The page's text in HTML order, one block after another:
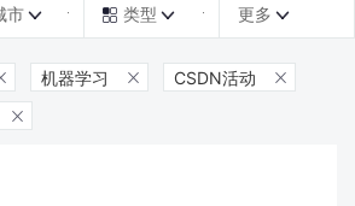
市   类型  更多 
机器学习  CSDN活动 
